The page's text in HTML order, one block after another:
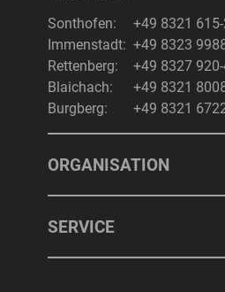
Sonthofen:
+49 8321 615-
Immenstadt: +49 8323
Rettenberg:
+49 8327
Blaichach:
+49 8321
Burgberg:
+49 8321
ORGANISATION
SERVICE